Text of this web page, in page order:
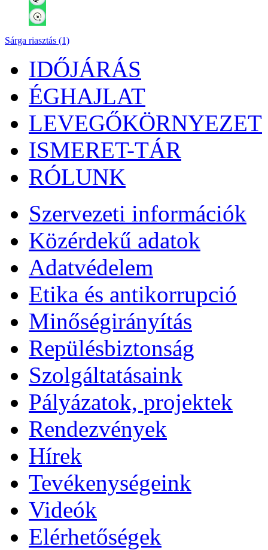
Sárga riasztás (1)
IDŐJÁRÁS
ÉGHAJLAT
LEVEGŐKÖRNYEZET
ISMERET-TÁR
RÓLUNK
Szervezeti információk
Közérdekű adatok
Adatvédelem
Etika és antikorrupció
Minőségirányítás
Repülésbiztonság
Szolgáltatásaink
Pályázatok, projektek
Rendezvények
Hírek
Tevékenységeink
Videók
Elérhetőségek